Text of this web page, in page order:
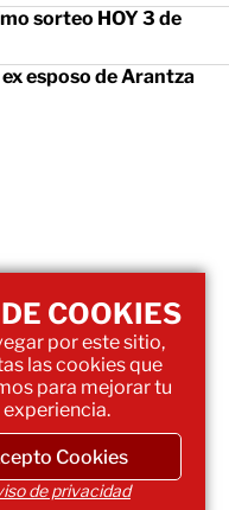
sorteo HOY 3 de
esposo de Arantza
COOKIES
por este sitio,
las cookies que
para mejorar tu
experiencia.
Cookies
de privacidad